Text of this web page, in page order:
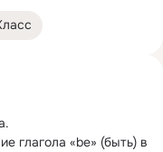
глагола «be» (быть) в